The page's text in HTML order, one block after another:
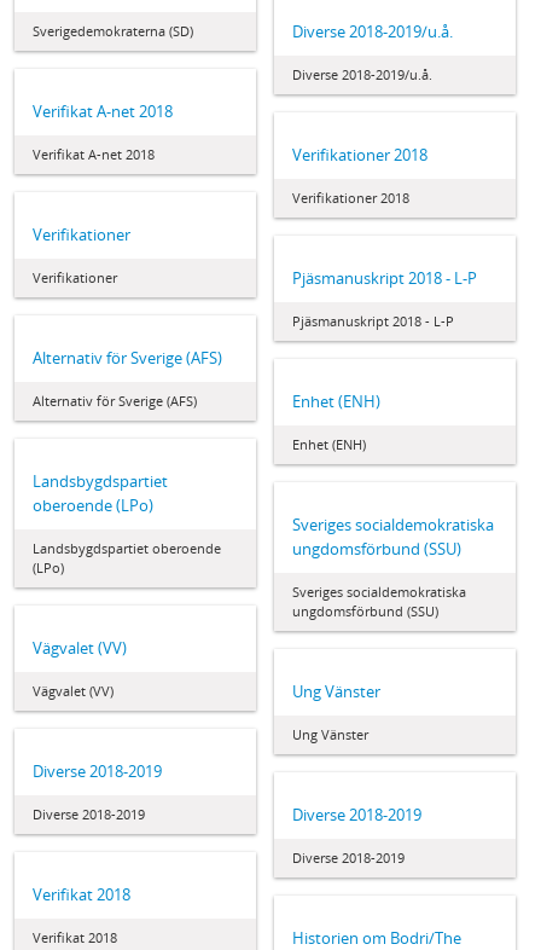
Sverigedemokraterna (SD) Diverse 2018-2019/u.å.
Diverse 2018-2019/u.å.
Verifikat A-net 2018
Verifikat A-net 2018 Verifikationer 2018
Verifikationer 2018
Verifikationer
Verifikationer Pjäsmanuskript 2018 - L-P
Pjäsmanuskript 2018 - L-P
Alternativ för Sverige (AFS)
Alternativ för Sverige (AFS) Enhet (ENH)
Enhet (ENH)
Landsbygdspartiet
oberoende (LPo)
Landsbygdspartiet oberoende
(LPo)
Sveriges socialdemokratiska
ungdomsförbund (SSU)
Sveriges socialdemokratiska
ungdomsförbund (SSU)
Vägvalet (VV)
Vägvalet (VV) Ung Vänster
Ung Vänster
Diverse 2018-2019
Diverse 2018-2019 Diverse 2018-2019
Diverse 2018-2019
Verifikat 2018
Verifikat 2018
Historien om Bodri/The